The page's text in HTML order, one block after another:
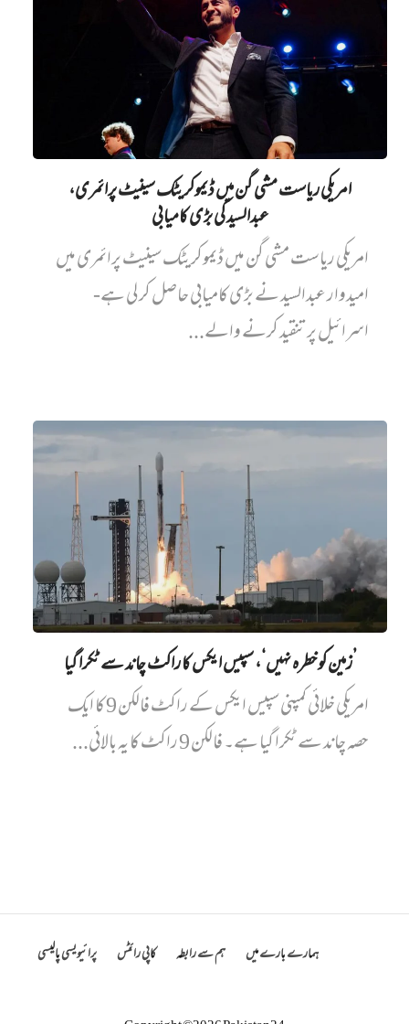
امریکی ریاست مشی گن میں ڈیموکریٹک سینیٹ پرائمری،
عبدالسید کی بڑی کامیابی
امریکی ریاست مشی گن میں ڈیموکریٹک سینیٹ پرائمری میں‌
امیدوار عبدالسید نے بڑی کامیابی حاصل کر لی ہے-
اسرائیل پر تنقید کرنے والے...
’زمین کو خطرہ نہیں‘، سپیس ایکس کا راکٹ چاند سے ٹکرا گیا
امریکی خلائی کمپنی سپیس ایکس کے راکٹ فالکن 9 کا ایک
حصہ چاند سے ٹکرا گیا ہے۔ فالکن 9 راکٹ کا یہ بالائی...
ہمارے بارے میں ہم سے رابطہ کاپی رائٹس پرائیویسی پالیسی